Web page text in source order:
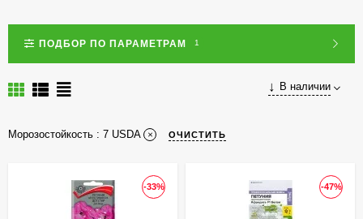
ПОДБОР ПО ПАРАМЕТРАМ 1
В наличии
Морозостойкость : 7 USDA ОЧИСТИТЬ
-33% -47%